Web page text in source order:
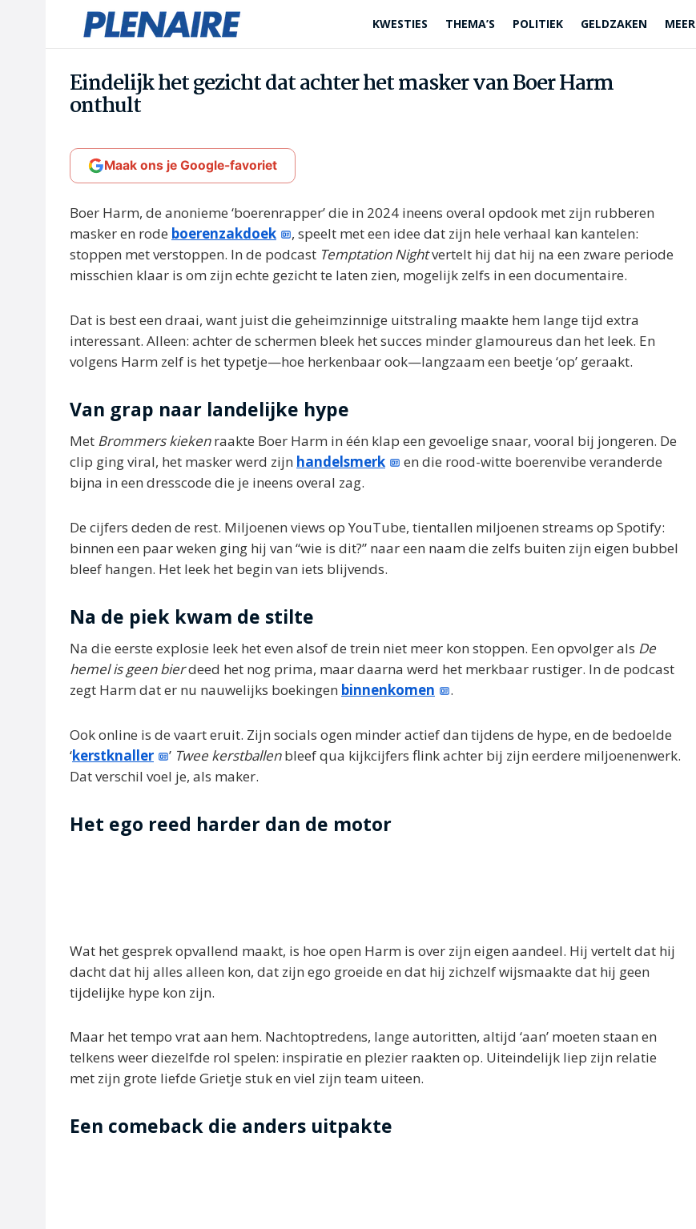
KWESTIES THEMA’S POLITIEK GELDZAKEN MEER
Eindelijk het gezicht dat achter het masker van Boer Harm
onthult
Maak ons je Google-favoriet
Boer Harm, de anonieme ‘boerenrapper’ die in 2024 ineens overal opdook met zijn rubberen
masker en rode boerenzakdoek
, speelt met een idee dat zijn hele verhaal kan kantelen:
stoppen met verstoppen. In de podcast Temptation Nightvertelt hij dat hij na een zware periode
misschien klaar is om zijn echte gezicht te laten zien, mogelijk zelfs in een documentaire.
Dat is best een draai, want juist die geheimzinnige uitstraling maakte hem lange tijd extra
interessant. Alleen: achter de schermen bleek het succes minder glamoureus dan het leek. En
volgens Harm zelf is het typetje—hoe herkenbaar ook—langzaam een beetje ‘op’ geraakt.
Van grap naar landelijke hype
Met Brommers kiekenraakte Boer Harm in één klap een gevoelige snaar, vooral bij jongeren. De
clip ging viral, het masker werd zijn handelsmerk
en die rood-witte boerenvibe veranderde
bijna in een dresscode die je ineens overal zag.
De cijfers deden de rest. Miljoenen views op YouTube, tientallen miljoenen streams op Spotify:
binnen een paar weken ging hij van “wie is dit?” naar een naam die zelfs buiten zijn eigen bubbel
bleef hangen. Het leek het begin van iets blijvends.
Na de piek kwam de stilte
Na die eerste explosie leek het even alsof de trein niet meer kon stoppen. Een opvolger als De
hemel is geen bierdeed het nog prima, maar daarna werd het merkbaar rustiger. In de podcast
zegt Harm dat er nu nauwelijks boekingen binnenkomen .
Ook online is de vaart eruit. Zijn socials ogen minder actief dan tijdens de hype, en de bedoelde
‘kerstknaller ’ Twee kerstballenbleef qua kijkcijfers flink achter bij zijn eerdere miljoenenwerk.
Dat verschil voel je, als maker.
Het ego reed harder dan de motor
Wat het gesprek opvallend maakt, is hoe open Harm is over zijn eigen aandeel. Hij vertelt dat hij
dacht dat hij alles alleen kon, dat zijn ego groeide en dat hij zichzelf wijsmaakte dat hij geen
tijdelijke hype kon zijn.
Maar het tempo vrat aan hem. Nachtoptredens, lange autoritten, altijd ‘aan’ moeten staan en
telkens weer diezelfde rol spelen: inspiratie en plezier raakten op. Uiteindelijk liep zijn relatie
met zijn grote liefde Grietje stuk en viel zijn team uiteen.
Een comeback die anders uitpakte